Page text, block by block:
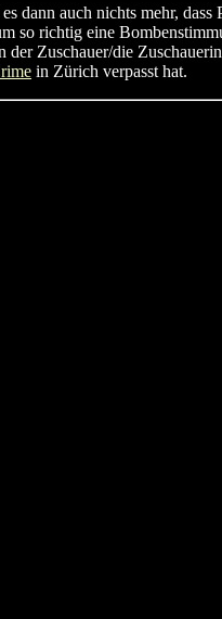
dann auch nichts mehr,
so richtig eine
der Zuschauer/die
in Zürich verpasst hat.